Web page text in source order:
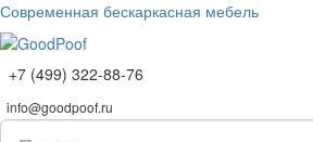
Современная бескаркасная мебель
+7 (499) 322-88-76
info@goodpoof.ru